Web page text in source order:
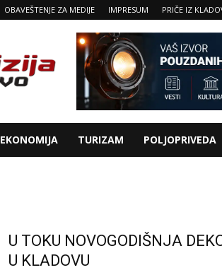
OBAVEŠTENJE ZA MEDIJE IMPRESUM PRIČE IZ
EKONOMIJA TURIZAM POLJOPRIVEDA
U TOKU NOVOGODIŠNJA
U KLADOVU